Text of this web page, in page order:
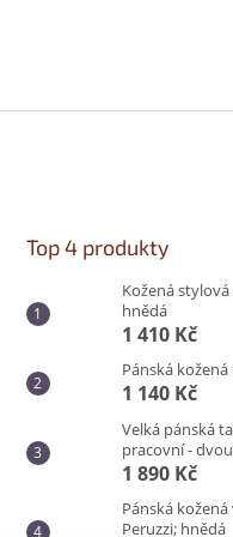
Top 4 produkty
Kožená stylová
hnědá
1 410 Kč
Pánská
1 140 Kč
Velká pánská
pracovní -
1 890 Kč
Pánská
Peruzzi; hnědá